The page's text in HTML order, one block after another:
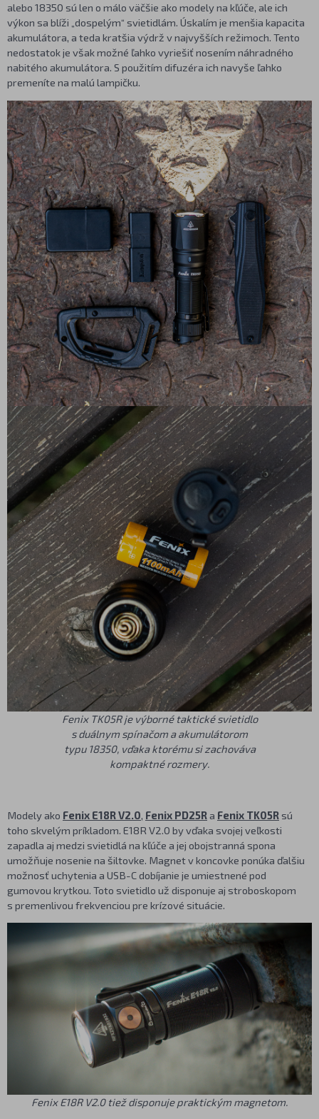
alebo 18350 sú len o málo väčšie ako modely na kľúče, ale ich
výkon sa blíži „dospelým“ svietidlám. Úskalím je menšia kapacita
akumulátora, a teda kratšia výdrž v najvyšších režimoch. Tento
nedostatok je však možné ľahko vyriešiť nosením náhradného
nabitého akumulátora. S použitím difuzéra ich navyše ľahko
premeníte na malú lampičku.
Fenix TK05R je výborné taktické svietidlo
s duálnym spínačom a akumulátorom
typu 18350, vďaka ktorému si zachováva
kompaktné rozmery.
Modely ako Fenix E18R V2.0 Fenix PD25Ra Fenix TK05R sú
toho skvelým príkladom. E18R V2.0 by vďaka svojej veľkosti
zapadla aj medzi svietidlá na kľúče a jej obojstranná spona
umožňuje nosenie na šiltovke. Magnet v koncovke ponúka ďalšiu
možnosť uchytenia a USB-C dobíjanie je umiestnené pod
gumovou krytkou. Toto svietidlo už disponuje aj stroboskopom
s premenlivou frekvenciou pre krízové situácie.
Fenix E18R V2.0 tiež disponuje praktickým magnetom.